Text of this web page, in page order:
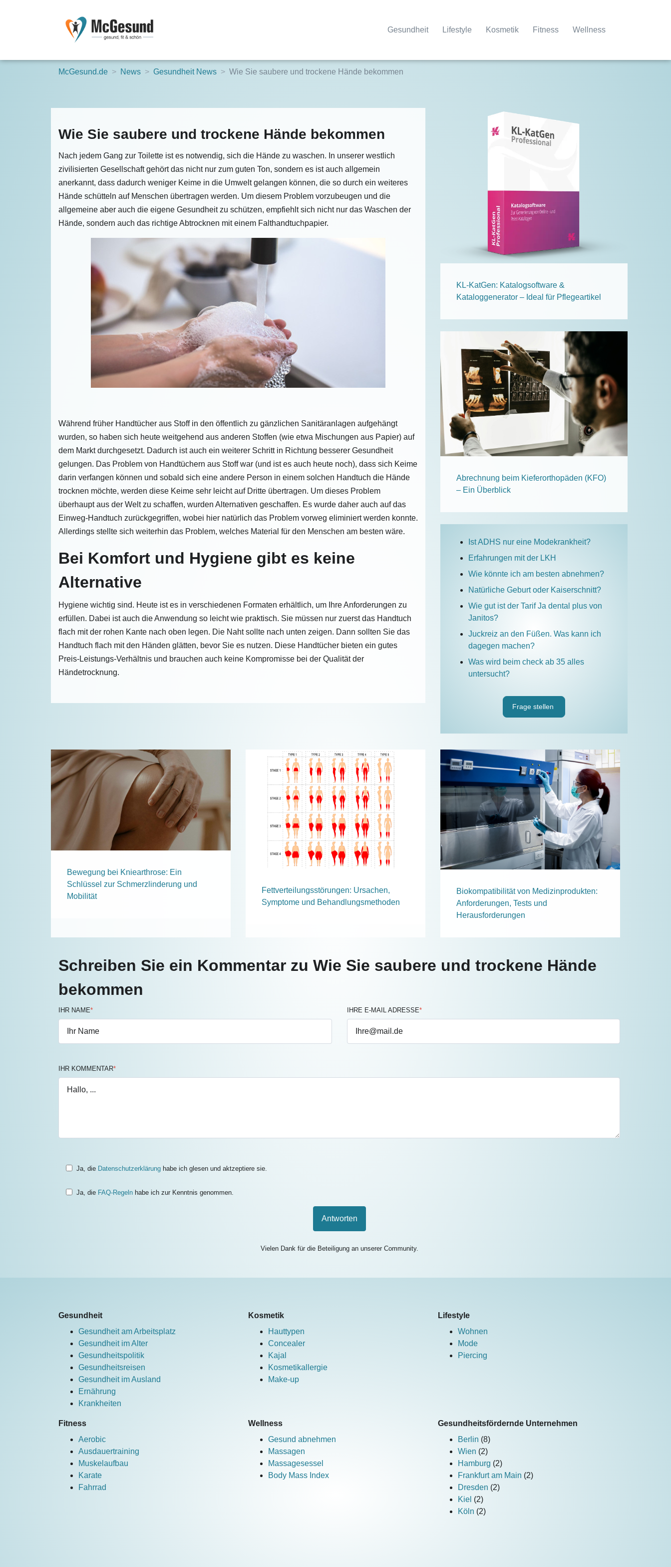
Gesundheit Lifestyle Kosmetik Fitness Wellness
McGesund.de News Gesundheit News Wie Sie saubere und trockene Hände bekommen
Wie Sie saubere und trockene Hände bekommen
Nach jedem Gang zur Toilette ist es notwendig, sich die Hände zu waschen. In unserer westlich
zivilisierten Gesellschaft gehört das nicht nur zum guten Ton, sondern es ist auch allgemein
anerkannt, dass dadurch weniger Keime in die Umwelt gelangen können, die so durch ein weiteres
Hände schütteln auf Menschen übertragen werden. Um diesem Problem vorzubeugen und die
allgemeine aber auch die eigene Gesundheit zu schützen, empfiehlt sich nicht nur das Waschen der
Hände, sondern auch das richtige Abtrocknen mit einem Falthandtuchpapier.
Während früher Handtücher aus Stoff in den öffentlich zu gänzlichen Sanitäranlagen aufgehängt
wurden, so haben sich heute weitgehend aus anderen Stoffen (wie etwa Mischungen aus Papier) auf
dem Markt durchgesetzt. Dadurch ist auch ein weiterer Schritt in Richtung besserer Gesundheit
gelungen. Das Problem von Handtüchern aus Stoff war (und ist es auch heute noch), dass sich Keime
darin verfangen können und sobald sich eine andere Person in einem solchen Handtuch die Hände
trocknen möchte, werden diese Keime sehr leicht auf Dritte übertragen. Um dieses Problem
überhaupt aus der Welt zu schaffen, wurden Alternativen geschaffen. Es wurde daher auch auf das
Einweg-Handtuch zurückgegriffen, wobei hier natürlich das Problem vorweg eliminiert werden konnte.
Allerdings stellte sich weiterhin das Problem, welches Material für den Menschen am besten wäre.
Bei Komfort und Hygiene gibt es keine
Alternative
Hygiene wichtig sind. Heute ist es in verschiedenen Formaten erhältlich, um Ihre Anforderungen zu
erfüllen. Dabei ist auch die Anwendung so leicht wie praktisch. Sie müssen nur zuerst das Handtuch
flach mit der rohen Kante nach oben legen. Die Naht sollte nach unten zeigen. Dann sollten Sie das
Handtuch flach mit den Händen glätten, bevor Sie es nutzen. Diese Handtücher bieten ein gutes
Preis-Leistungs-Verhältnis und brauchen auch keine Kompromisse bei der Qualität der
Händetrocknung.
KL-KatGen: Katalogsoftware &
Kataloggenerator – Ideal für Pflegeartikel
Abrechnung beim Kieferorthopäden (KFO)
– Ein Überblick
Ist ADHS nur eine Modekrankheit?
Erfahrungen mit der LKH
Wie könnte ich am besten abnehmen?
Natürliche Geburt oder Kaiserschnitt?
Wie gut ist der Tarif Ja dental plus von
Janitos?
Juckreiz an den Füßen. Was kann ich
dagegen machen?
Was wird beim check ab 35 alles
untersucht?
Frage stellen
Bewegung bei Kniearthrose: Ein
Schlüssel zur Schmerzlinderung und
Mobilität
Fettverteilungsstörungen: Ursachen,
Symptome und Behandlungsmethoden
Biokompatibilität von Medizinprodukten:
Anforderungen, Tests und
Herausforderungen
Schreiben Sie ein Kommentar zu Wie Sie saubere und trockene Hände
bekommen
IHR NAME* IHRE E-MAIL ADRESSE*
IHR KOMMENTAR*
Ja, die Datenschutzerklärung habe ich glesen und aktzeptiere sie.
Ja, die FAQ-Regeln habe ich zur Kenntnis genommen.
Antworten
Vielen Dank für die Beteiligung an unserer Community.
Gesundheit
Gesundheit am Arbeitsplatz
Gesundheit im Alter
Gesundheitspolitik
Gesundheitsreisen
Gesundheit im Ausland
Ernährung
Krankheiten
Kosmetik
Hauttypen
Concealer
Kajal
Kosmetikallergie
Make-up
Lifestyle
Wohnen
Mode
Piercing
Fitness
Aerobic
Ausdauertraining
Muskelaufbau
Karate
Fahrrad
Wellness
Gesund abnehmen
Massagen
Massagesessel
Body Mass Index
Gesundheitsfördernde Unternehmen
Berlin (8)
Wien (2)
Hamburg (2)
Frankfurt am Main (2)
Dresden (2)
Kiel (2)
Köln (2)